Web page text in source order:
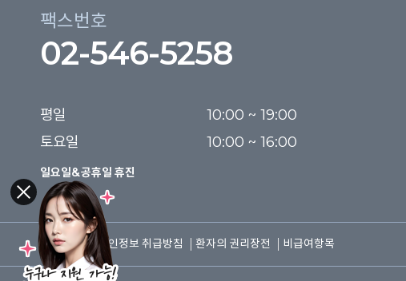
팩스번호
02-546-5258
평일
토요일
10:00 ~ 19:00
10:00 ~ 16:00
일요일&공휴일 휴진
이용약관 개인정보 취급방침 환자의 권리장전 비급여항목